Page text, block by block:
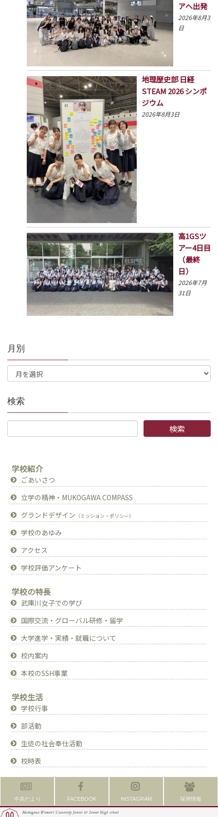
アへ出発
2026年8月3
日
地理歴史部 日経
STEAM 2026 シンポ
ジウム
2026年8月3日
高1GSツ
アー4日目
（最終
日）
2026年7月
31日
月別
検索
学校紹介
ごあいさつ
立学の精神・MUKOGAWA COMPASS
グランドデザイン （ミッション・ポリシー）
学校のあゆみ
アクセス
学校評価アンケート
学校の特長
武庫川女子での学び
国際交流・グローバル研修・留学
大学進学・実績・就職について
校内案内
本校のSSH事業
学校生活
学校行事
部活動
生徒の社会奉仕活動
校時表
中高だより FACEBOOK INSTAGRAM 採用情報